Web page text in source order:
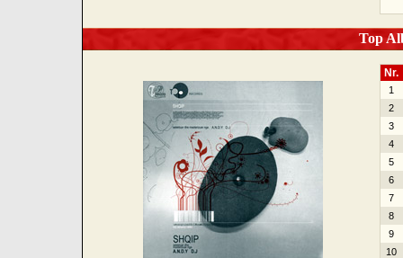
Top
Nr.
1
2
3
4
5
6
7
8
9
10